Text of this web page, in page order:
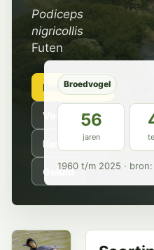
Podiceps
nigricollis
Futen
Beschrijving
Voorkomen
Kenmerken
Geluid
Broedvogel
56
jaren
1960 t/m 2025 ·